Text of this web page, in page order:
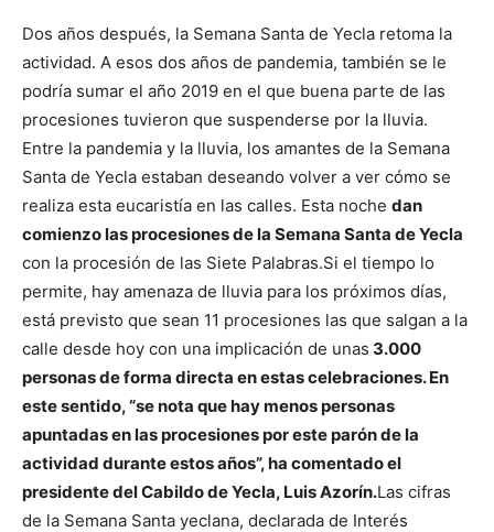
Dos años después, la Semana Santa de Yecla retoma la
actividad. A esos dos años de pandemia, también se le
podría sumar el año 2019 en el que buena parte de las
procesiones tuvieron que suspenderse por la lluvia.
Entre la pandemia y la lluvia, los amantes de la Semana
Santa de Yecla estaban deseando volver a ver cómo se
realiza esta eucaristía en las calles. Esta noche dan
comienzo las procesiones de la Semana Santa de Yecla
con la procesión de las Siete Palabras.Si el tiempo lo
permite, hay amenaza de lluvia para los próximos días,
está previsto que sean 11 procesiones las que salgan a la
calle desde hoy con una implicación de unas 3.000
personas de forma directa en estas celebraciones.En
este sentido, “se nota que hay menos personas
apuntadas en las procesiones por este parón de la
actividad durante estos años”, ha comentado el
presidente del Cabildo de Yecla, Luis Azorín.Las cifras
de la Semana Santa yeclana, declarada de Interés